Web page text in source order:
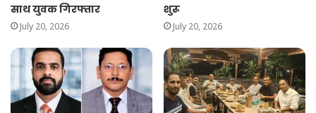
साथ युवक गिरफ्तार
July 20, 2026
शुरू
July 20, 2026